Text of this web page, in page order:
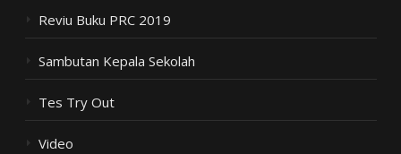
Reviu Buku PRC 2019
Sambutan Kepala Sekolah
Tes Try Out
Video